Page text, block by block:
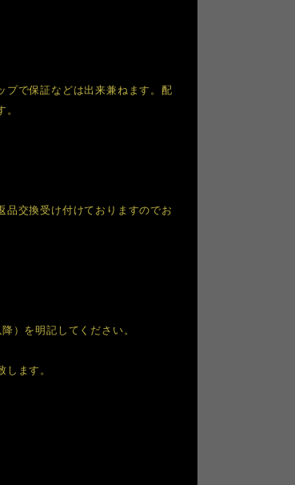
プで保証などは出来兼ねます。配
交換受け付けておりますのでお
）を明記してください。
ます。